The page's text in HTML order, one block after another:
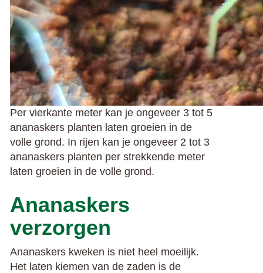
Per vierkante meter kan je ongeveer 3 tot 5
ananaskers planten laten groeien in de
volle grond. In rijen kan je ongeveer 2 tot 3
ananaskers planten per strekkende meter
laten groeien in de volle grond.
Ananaskers
verzorgen
Ananaskers kweken is niet heel moeilijk.
Het laten kiemen van de zaden is de